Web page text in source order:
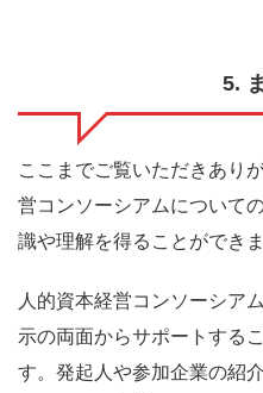
5.
ここまでご覧いただきあり
営コンソーシアムについて
識や理解を得ることができ
人的資本経営コンソーシア
示の両面からサポートする
す。発起人や参加企業の紹